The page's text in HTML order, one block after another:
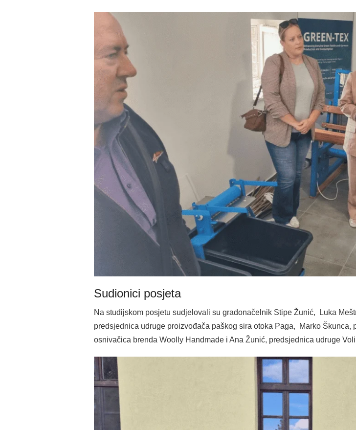
Sudionici posjeta
Na studijskom posjetu sudjelovali su gradonačelnik Stipe Žunić, Luka
predsjednica udruge proizvođača paškog sira otoka Paga, Marko Škunca,
osnivačica brenda Woolly Handmade i Ana Žunić, predsjednica udruge